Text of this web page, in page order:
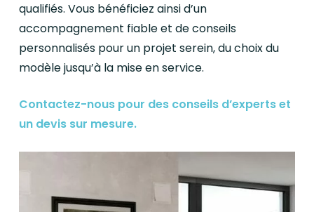
qualifiés. Vous bénéficiez ainsi d’un
accompagnement fiable et de conseils
personnalisés pour un projet serein, du choix du
modèle jusqu’à la mise en service.
Contactez-nous pour des conseils d’experts et
un devis sur mesure.